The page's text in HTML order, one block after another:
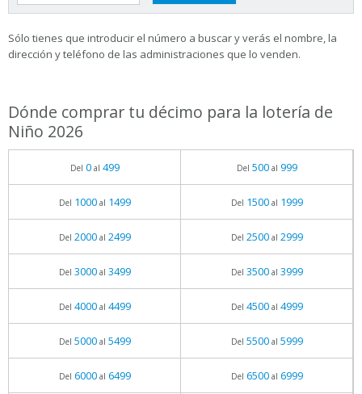
Sólo tienes que introducir el número a buscar y verás el nombre, la
dirección y teléfono de las administraciones que lo venden.
Dónde comprar tu décimo para la lotería de
Niño 2026
Del 0al 499 Del 500al 999
Del 1000al 1499 Del 1500al 1999
Del 2000al 2499 Del 2500al 2999
Del 3000al 3499 Del 3500al 3999
Del 4000al 4499 Del 4500al 4999
Del 5000al 5499 Del 5500al 5999
Del 6000al 6499 Del 6500al 6999